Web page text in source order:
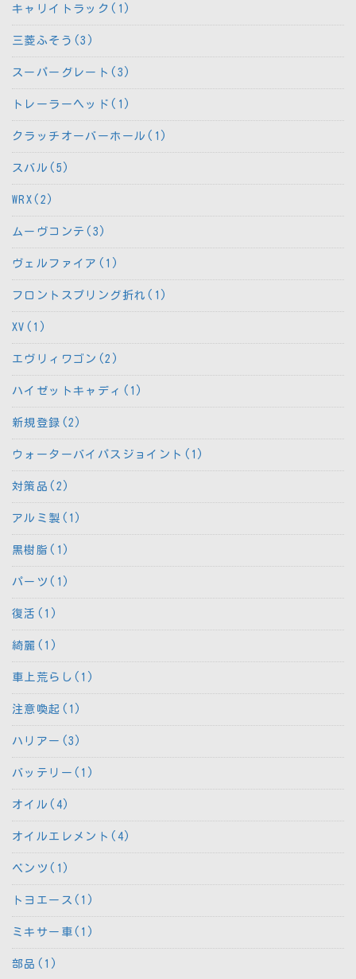
キャリイトラック(1)
三菱ふそう(3)
スーパーグレート(3)
トレーラーヘッド(1)
クラッチオーバーホール(1)
スバル(5)
WRX(2)
ムーヴコンテ(3)
ヴェルファイア(1)
フロントスプリング折れ(1)
XV(1)
エヴリィワゴン(2)
ハイゼットキャディ(1)
新規登録(2)
ウォーターバイパスジョイント(1)
対策品(2)
アルミ製(1)
黒樹脂(1)
パーツ(1)
復活(1)
綺麗(1)
車上荒らし(1)
注意喚起(1)
ハリアー(3)
バッテリー(1)
オイル(4)
オイルエレメント(4)
ベンツ(1)
トヨエース(1)
ミキサー車(1)
部品(1)